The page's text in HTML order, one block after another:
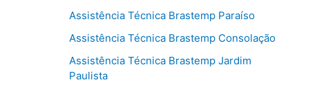
Assistência Técnica Brastemp Paraíso
Assistência Técnica Brastemp Consolação
Assistência Técnica Brastemp Jardim
Paulista